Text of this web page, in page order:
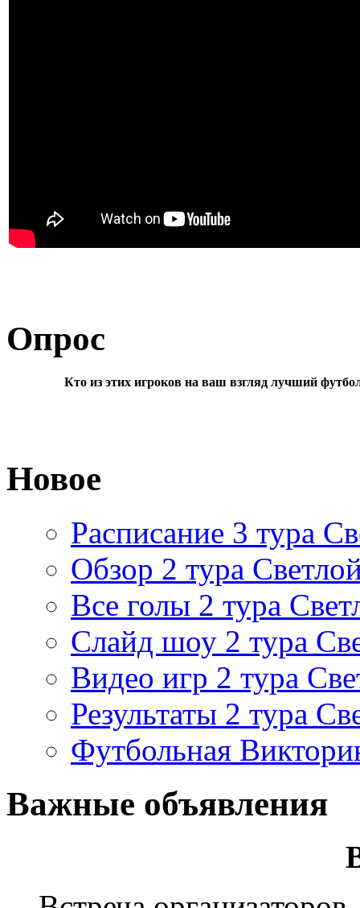
Опрос
Кто из этих игроков на ваш взгляд лучший
Новое
Расписание 3 тура
Обзор 2 тура
Все голы 2 тура
Слайд шоу 2 тура
Видео игр 2 тура
Результаты 2 тура
Футбольная
Важные объявления